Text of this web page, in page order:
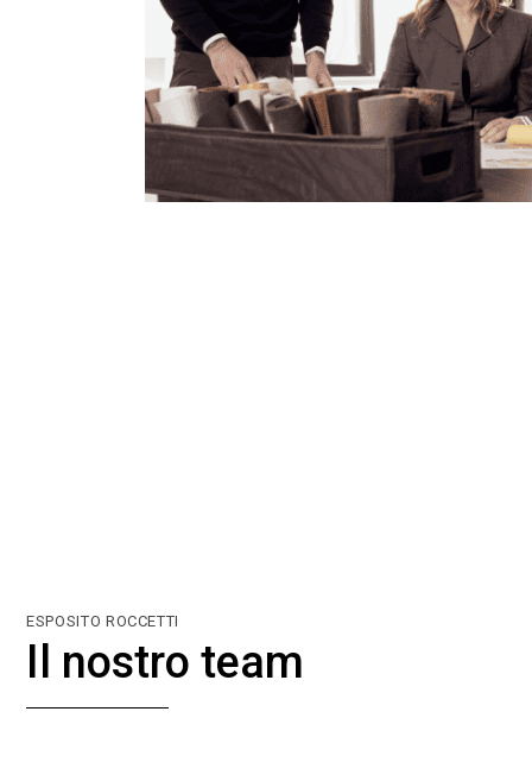
ESPOSITO ROCCETTI
Il nostro team